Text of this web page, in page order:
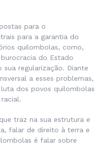
para o
para a garantia do
quilombolas, como,
do Estado
regularização. Diante
a esses problemas,
dos povos quilombolas
traz na sua estrutura e
falar de direito à terra e
é falar sobre